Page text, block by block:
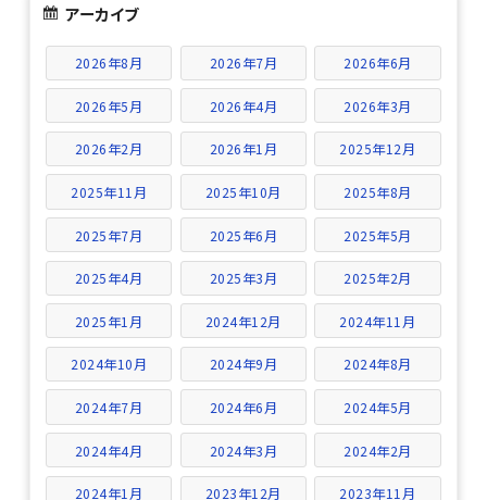
アーカイブ
2026年8月 2026年7月 2026年6月
2026年5月 2026年4月 2026年3月
2026年2月 2026年1月 2025年12月
2025年11月 2025年10月 2025年8月
2025年7月 2025年6月 2025年5月
2025年4月 2025年3月 2025年2月
2025年1月 2024年12月 2024年11月
2024年10月 2024年9月 2024年8月
2024年7月 2024年6月 2024年5月
2024年4月 2024年3月 2024年2月
2024年1月 2023年12月 2023年11月